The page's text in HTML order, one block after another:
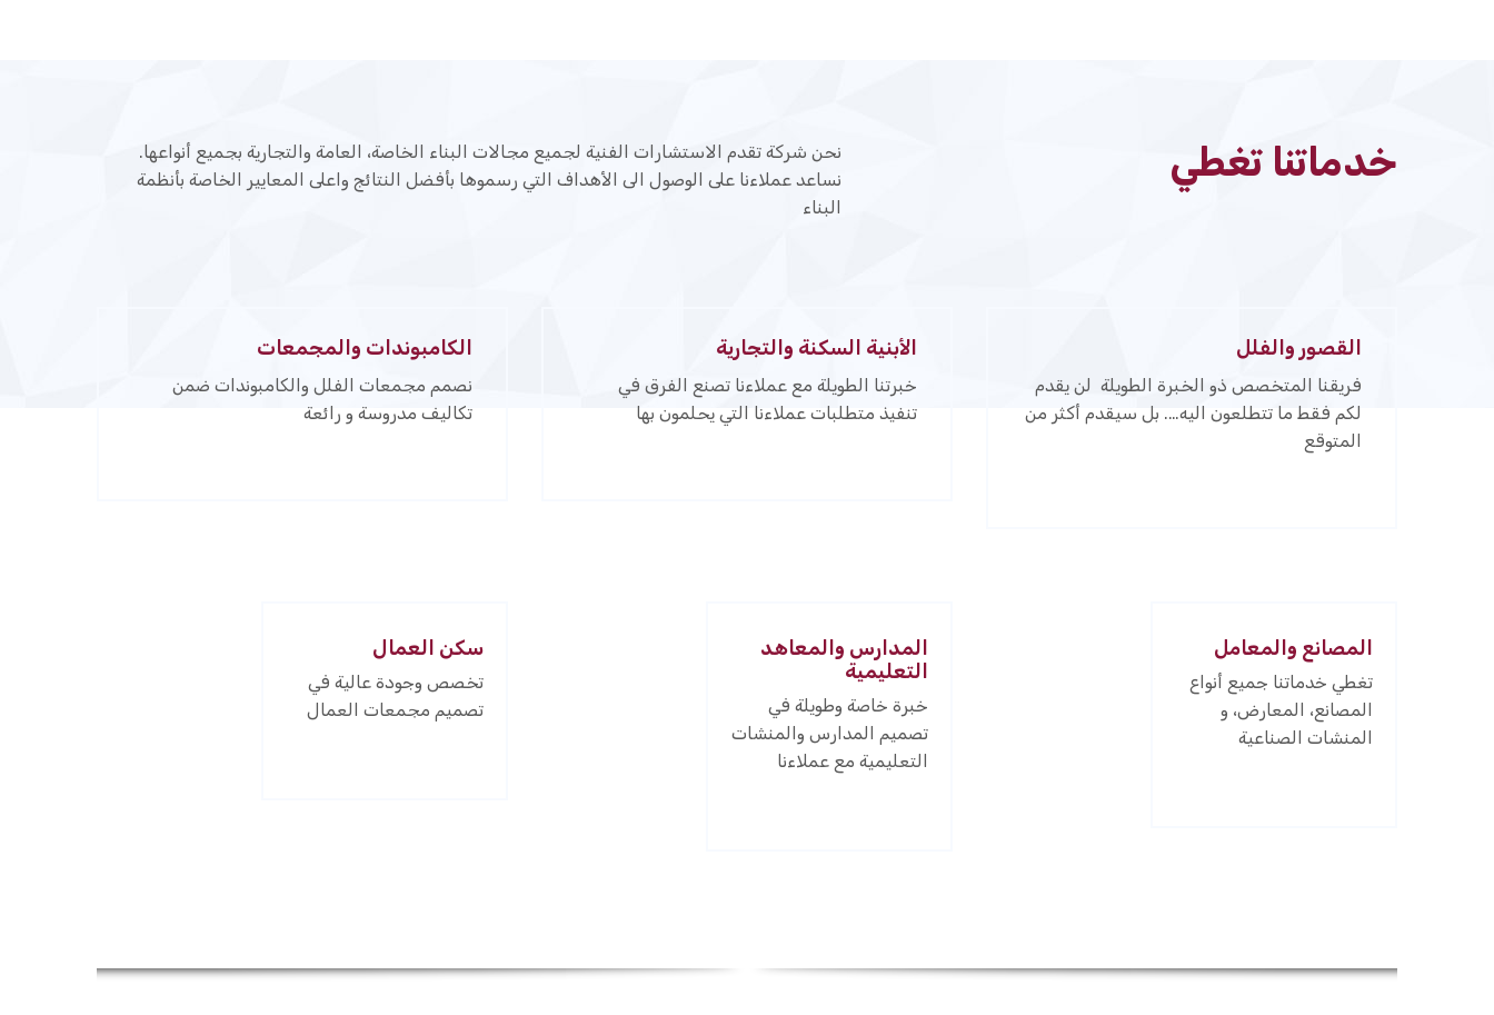
خدماتنا تغطي
نحن شركة تقدم الاستشارات الفنية لجميع مجالات البناء الخاصة، العامة والتجارية بجميع أنواعها.
نساعد عملاءنا على الوصول الى الأهداف التي رسموها بأفضل النتائج واعلى المعايير الخاصة بأنظمة
البناء
الكامبوندات والمجمعات
نصمم مجمعات الفلل والكامبوندات ضمن
تكاليف مدروسة و رائعة
الأبنية السكنة والتجارية
خبرتنا الطويلة مع عملاءنا تصنع الفرق في
تنفيذ متطلبات عملاءنا التي يحلمون بها
القصور والفلل
فريقنا المتخصص ذو الخبرة الطويلة لن يقدم
لكم فقط ما تتطلعون اليه…. بل سيقدم أكثر من
المتوقع
سكن العمال
تخصص وجودة عالية في
تصميم مجمعات العمال
المدارس والمعاهد
التعليمية
خبرة خاصة وطويلة في
تصميم المدارس والمنشات
التعليمية مع عملاءنا
المصانع والمعامل
تغطي خدماتنا جميع أنواع
المصانع، المعارض، و
المنشات الصناعية